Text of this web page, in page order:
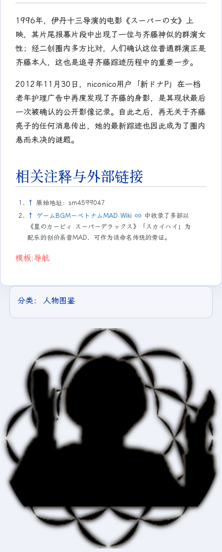
1996年，伊丹十三导演的电影《スーパーの女》上
映，其片尾报幕片段中出现了一位与齐藤神似的群演女
性；经二创圈内多方比对，人们确认这位普通群演正是
齐藤本人，这也是追寻齐藤踪迹历程中的重要一步。
2012年11月30日，niconico用户「新ドナP」在一档
老年护理广告中再度发现了齐藤的身影，是其现状最后
一次被确认的公开影像记录。自此之后，再无关于齐藤
亮子的任何消息传出，她的最新踪迹也因此成为了圈内
悬而未决的谜题。
相关注释与外部链接
↑
原始地址：sm4599047
↑
ゲームBGM－ベトナムMAD Wiki
中收录了多部以
《星のカービィ スーパーデラックス》「スカイハイ」为
配乐的创价系音MAD，可作为该命名传统的旁证。
模板:导航
分类 ：​ 人物图鉴